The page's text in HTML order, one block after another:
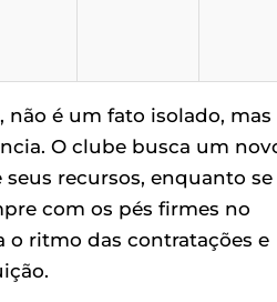
não é um fato isolado, mas
O clube busca um
recursos, enquanto se
com os pés firmes no
o ritmo das contratações e